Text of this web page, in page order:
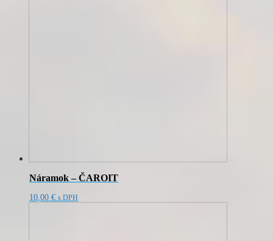
Náramok – ČAROIT
10,00 € s DPH